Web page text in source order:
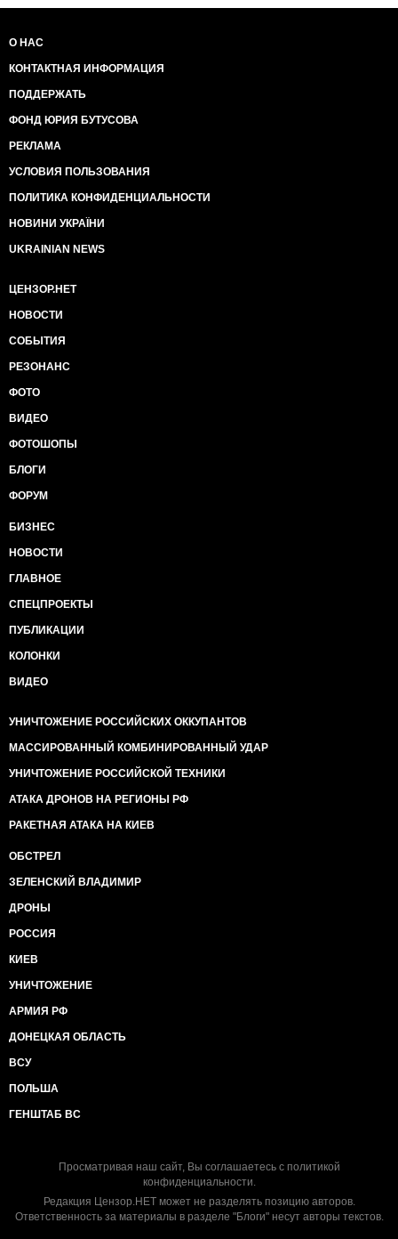
О НАС
КОНТАКТНАЯ ИНФОРМАЦИЯ
ПОДДЕРЖАТЬ
ФОНД ЮРИЯ БУТУСОВА
РЕКЛАМА
УСЛОВИЯ ПОЛЬЗОВАНИЯ
ПОЛИТИКА КОНФИДЕНЦИАЛЬНОСТИ
НОВИНИ УКРАЇНИ
UKRAINIAN NEWS
ЦЕНЗОР.НЕТ
НОВОСТИ
СОБЫТИЯ
РЕЗОНАНС
ФОТО
ВИДЕО
ФОТОШОПЫ
БЛОГИ
ФОРУМ
БИЗНЕС
НОВОСТИ
ГЛАВНОЕ
СПЕЦПРОЕКТЫ
ПУБЛИКАЦИИ
КОЛОНКИ
ВИДЕО
УНИЧТОЖЕНИЕ РОССИЙСКИХ ОККУПАНТОВ
МАССИРОВАННЫЙ КОМБИНИРОВАННЫЙ УДАР
УНИЧТОЖЕНИЕ РОССИЙСКОЙ ТЕХНИКИ
АТАКА ДРОНОВ НА РЕГИОНЫ РФ
РАКЕТНАЯ АТАКА НА КИЕВ
ОБСТРЕЛ
ЗЕЛЕНСКИЙ ВЛАДИМИР
ДРОНЫ
РОССИЯ
КИЕВ
УНИЧТОЖЕНИЕ
АРМИЯ РФ
ДОНЕЦКАЯ ОБЛАСТЬ
ВСУ
ПОЛЬША
ГЕНШТАБ ВС
Просматривая наш сайт, Вы соглашаетесь с политикой
конфиденциальности.
Редакция Цензор.НЕТ может не разделять позицию авторов.
Ответственность за материалы в разделе "Блоги" несут авторы текстов.